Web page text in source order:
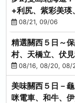
+利尻、紫彩美瑛
蟹吃到飽
08/21, 09/06
精選關西５日～
村、天橋立、伏
08/16, 08/20, 08/
美味關西５日－
咪電車、和牛、